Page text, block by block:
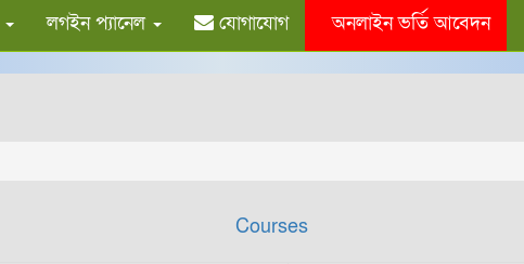
লগইন প্যানেল যোগাযোগ অনলাইন ভর্তি আবেদন
Courses